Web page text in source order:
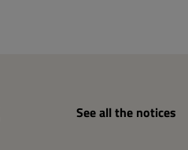
See all the notices